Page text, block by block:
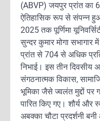
(ABVP) जयपुर प्रांत का
ऐतिहासिक रूप से संपन्न
2025 तक पूर्णिमा
सुन्दर कुमार मोगा
प्रांत से 704 से अधिक
निभाई। इस तीन दिवसीय
संगठनात्मक विकास,
भूमिका जैसे ज्वलंत मुद्दों पर
पारित किए गए। शौर्य और
अबक्का चौटा प्रदर्शनी